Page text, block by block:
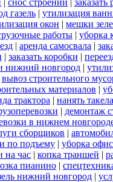
| снос строений | заказать
газель | утилизация
окон | мешки
работы | уборка
| аренда самосвала |
| заказать коробки |
нижний новгород |
вывоз строительного
материалов |
трактора | нанять
| демонтаж
в нижнем
сборщиков |
по подъему | уборка
на час | копка траншей |
пианино |
нижний новгород |